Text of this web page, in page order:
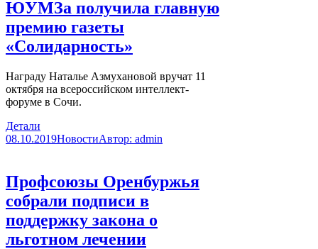
ЮУМЗа получила главную
премию газеты
«Солидарность»
Награду Наталье Азмухановой вручат 11
октября на всероссийском интеллект-
форуме в Сочи.
Детали
08.10.2019НовостиАвтор: admin
Профсоюзы Оренбуржья
собрали подписи в
поддержку закона о
льготном лечении